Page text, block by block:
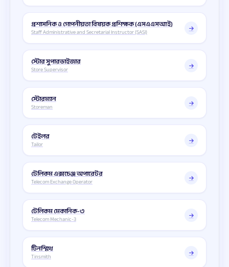
প্রশাসনিক ও গোপনীয়তা বিষয়ক প্রশিক্ষক (এসএএসআই)
Staff Administrative and Secretarial Instructor (SASI)
স্টোর সুপারভাইজার
Store Supervisor
স্টোরম্যান
Storeman
টেইলর
Tailor
টেলিকম এক্সচেঞ্জ অপারেটর
Telecom Exchange Operator
টেলিকম মেকানিক-৩
Telecom Mechanic-3
টিনস্মিথ
Tinsmith